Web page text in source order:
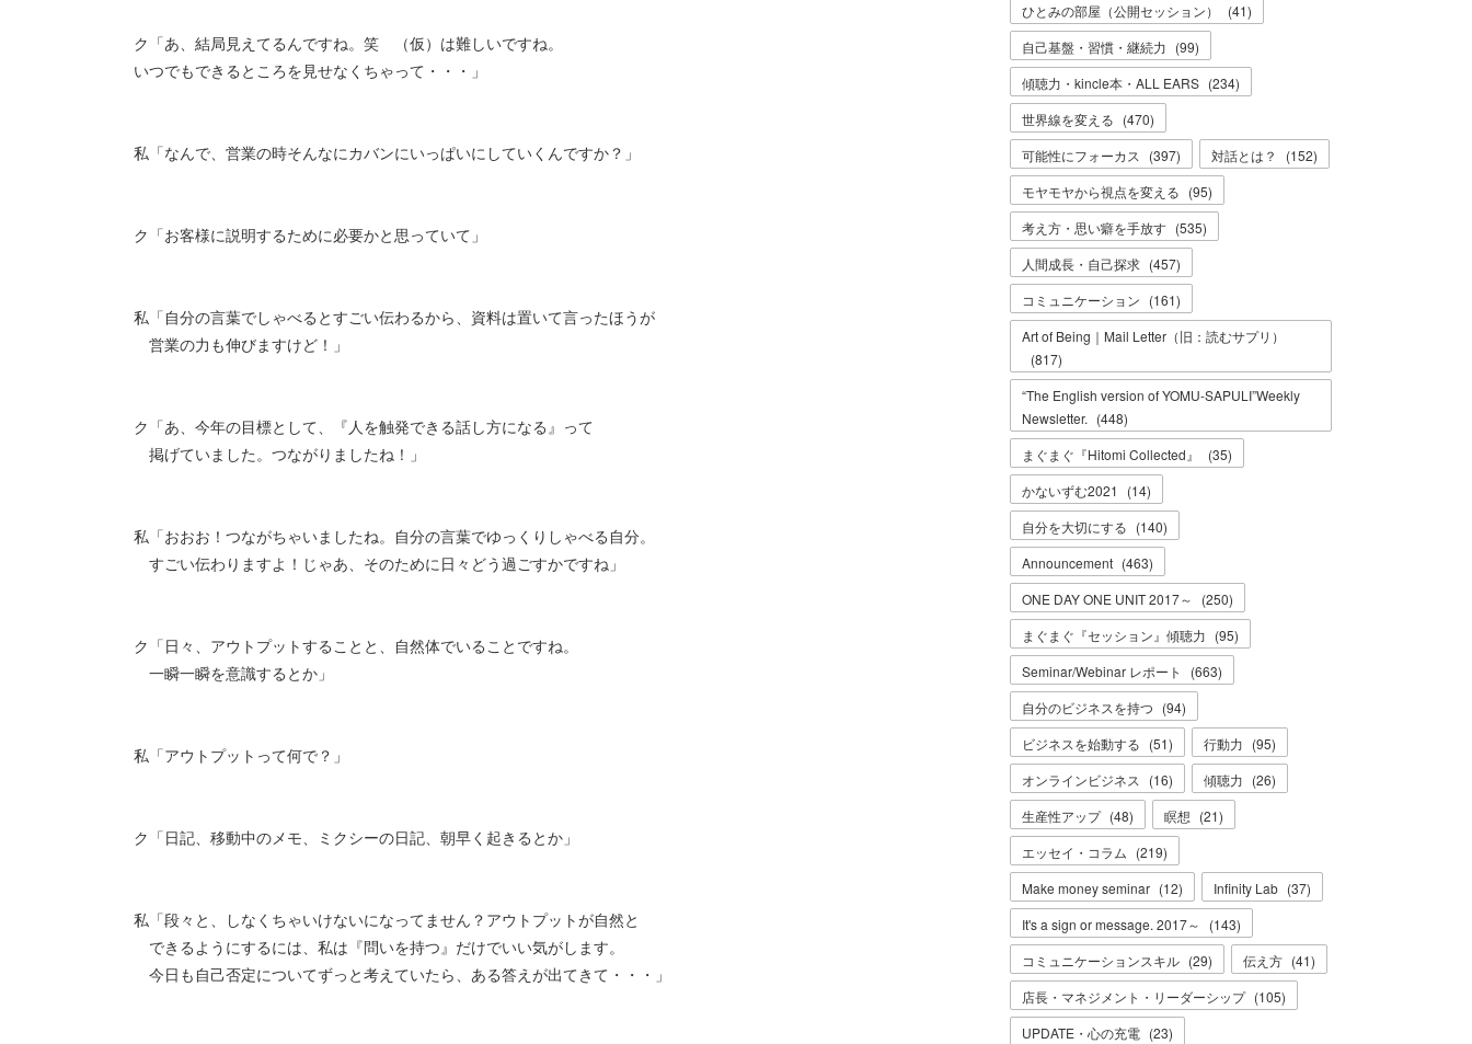
ク「あ、結局見えてるんですね。笑 （仮）は難しいですね。
いつでもできるところを見せなくちゃって・・・」
私「なんで、営業の時そんなにカバンにいっぱいにしていくんですか？」
ク「お客様に説明するために必要かと思っていて」
私「自分の言葉でしゃべるとすごい伝わるから、資料は置いて言ったほうが
営業の力も伸びますけど！」
ク「あ、今年の目標として、『人を触発できる話し方になる』って
掲げていました。つながりましたね！」
私「おおお！つながちゃいましたね。自分の言葉でゆっくりしゃべる自分。
すごい伝わりますよ！じゃあ、そのために日々どう過ごすかですね」
ク「日々、アウトプットすることと、自然体でいることですね。
一瞬一瞬を意識するとか」
私「アウトプットって何で？」
ク「日記、移動中のメモ、ミクシーの日記、朝早く起きるとか」
私「段々と、しなくちゃいけないになってません？アウトプットが自然と
できるようにするには、私は『問いを持つ』だけでいい気がします。
今日も自己否定についてずっと考えていたら、ある答えが出てきて・・・」
ひとみの部屋（公開セッション）
(41)
自己基盤・習慣・継続力 (99)
傾聴力・kincle本・ALL EARS (234)
世界線を変える (470)
可能性にフォーカス
(397) 対話とは？ (152)
モヤモヤから視点を変える (95)
考え方・思い癖を手放す (535)
人間成長・自己探求 (457)
コミュニケーション (161)
Art of Being｜Mail Letter（旧：読むサプリ）
(817)
“The English version of YOMU-SAPULI”Weekly
Newsletter. (448)
まぐまぐ『Hitomi Collected』
(35)
かないずむ2021
(14)
自分を大切にする (140)
Announcement (463)
ONE DAY ONE UNIT 2017～
(250)
まぐまぐ『セッション』傾聴力 (95)
Seminar/Webinar レポート
(663)
自分のビジネスを持つ (94)
ビジネスを始動する (51) 行動力 (95)
オンラインビジネス
(16) 傾聴力 (26)
生産性アップ (48) 瞑想 (21)
エッセイ・コラム (219)
Make money seminar (12) Infinity Lab (37)
It's a sign or message. 2017～
(143)
コミュニケーションスキル (29) 伝え方 (41)
店長・マネジメント・リーダーシップ (105)
UPDATE・心の充電 (23)